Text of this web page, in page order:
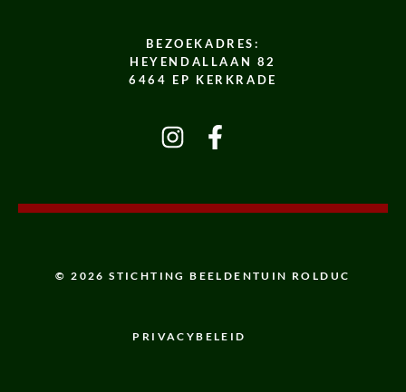
BEZOEKADRES:
HEYENDALLAAN 82
6464 EP KERKRADE
© 2026 STICHTING BEELDENTUIN ROLDUC
PRIVACYBELEID